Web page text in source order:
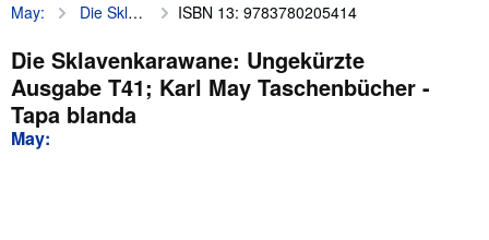
Mi cuenta
Consultar mis pedidos
Búsqueda avanzada
Colecciones
May: Die Sklavenkarawane: Ungekürzte Ausgabe T41; Karl May Taschenbücher ISBN 13: 9783780205414
Die Sklavenkarawane: Ungekürzte
Ausgabe T41; Karl May Taschenbücher -
Tapa blanda
May: